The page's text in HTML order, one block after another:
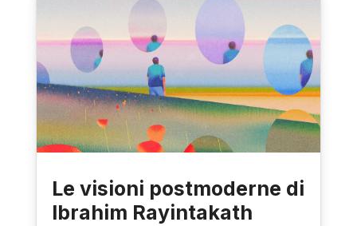
Le visioni postmoderne di
Ibrahim Rayintakath